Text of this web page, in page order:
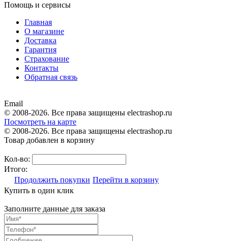
Помощь и сервисы
Главная
О магазине
Доставка
Гарантия
Страхование
Контакты
Обратная связь
Email
© 2008-2026. Все права защищены electrashop.ru
Посмотреть на карте
© 2008-2026. Все права защищены electrashop.ru
Товар добавлен в корзину
Кол-во:
Итого:
Продолжить покупки Перейти в корзину
Купить в один клик
Заполните данные для заказа